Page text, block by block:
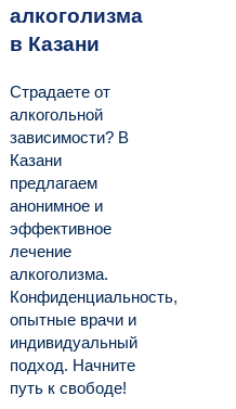
алкоголизма
в Казани
Страдаете от
алкогольной
зависимости? В
Казани
предлагаем
анонимное и
эффективное
лечение
алкоголизма.
Конфиденциальность,
опытные врачи и
индивидуальный
подход. Начните
путь к свободе!